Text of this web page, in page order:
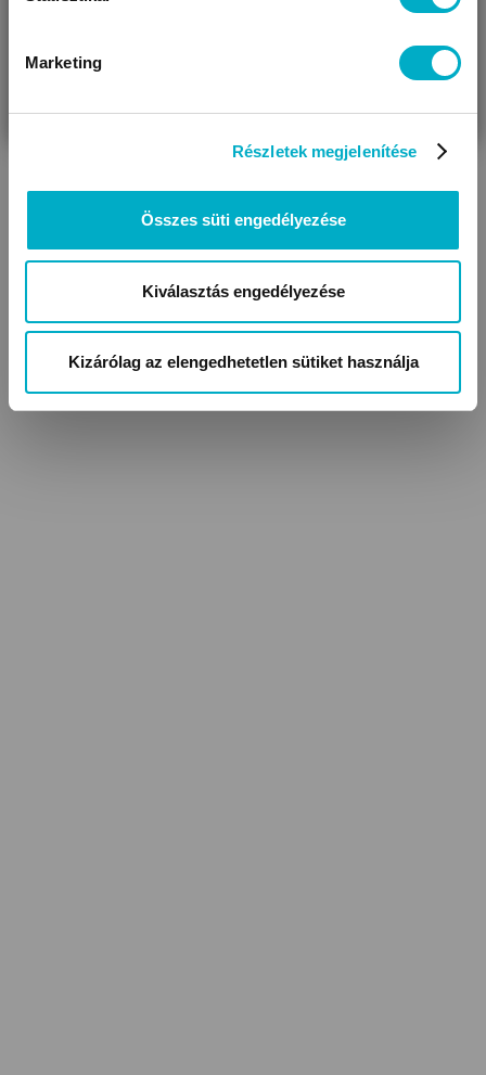
Marketing
Részletek megjelenítése
Összes süti engedélyezése
Kiválasztás engedélyezése
Kizárólag az elengedhetetlen sütiket használja
VÁRANDÓS
AJÁNDÉKOT